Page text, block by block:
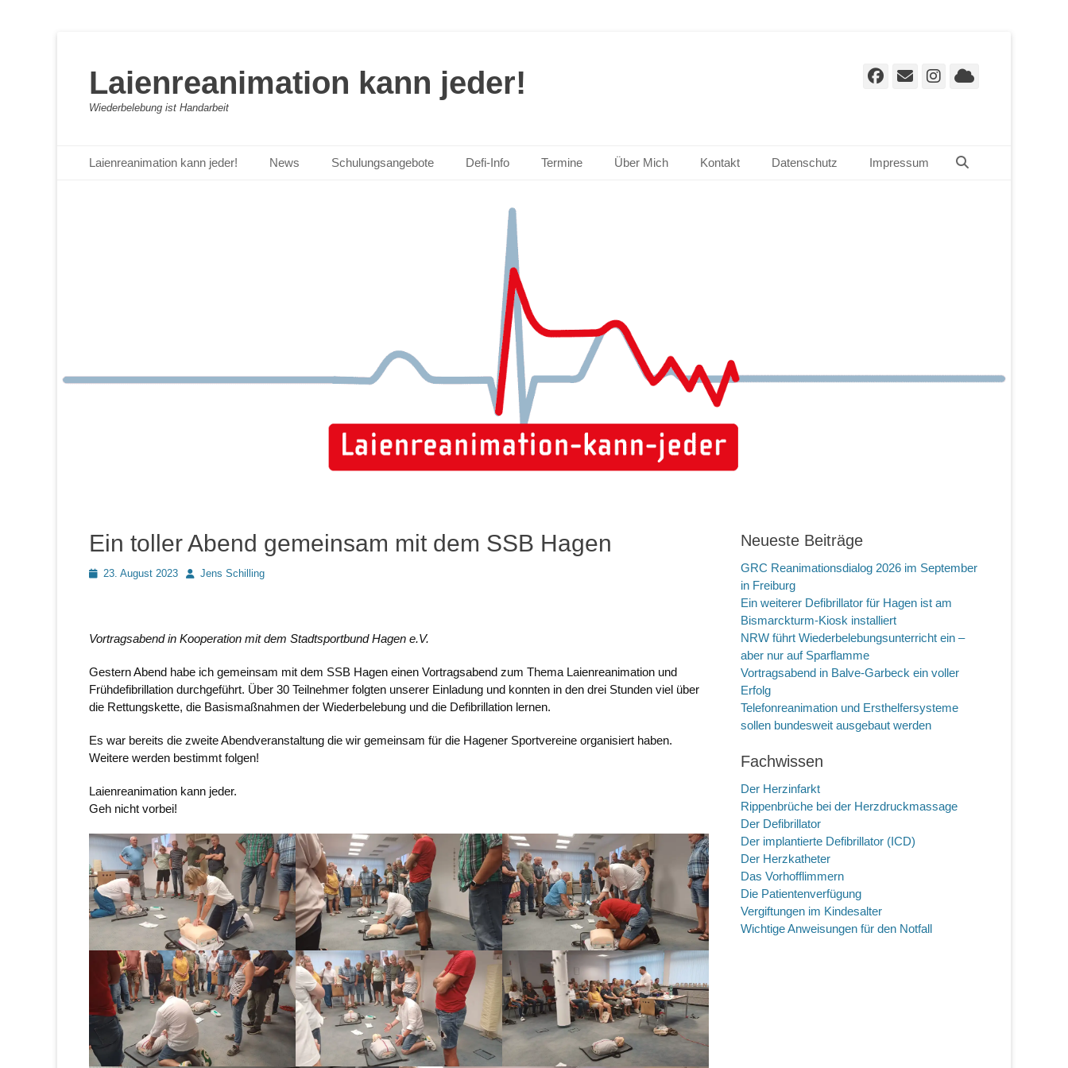
Laienreanimation kann jeder!
Wiederbelebung ist Handarbeit
Facebook
E-
Instagram
Cloud
Primäres Menü
Inhalt
Laienreanimation kann jeder! News Schulungsangebote Defi-Info Termine Über Mich Kontakt Datenschutz Impressum
Ein toller Abend gemeinsam mit dem SSB Hagen
Posted23. August 2023 AutorJens Schilling
Vortragsabend in Kooperation mit dem Stadtsportbund Hagen e.V.
Gestern Abend habe ich gemeinsam mit dem SSB Hagen einen Vortragsabend zum Thema Laienreanimation und
Frühdefibrillation durchgeführt. Über 30 Teilnehmer folgten unserer Einladung und konnten in den drei Stunden viel über
die Rettungskette, die Basismaßnahmen der Wiederbelebung und die Defibrillation lernen.
Es war bereits die zweite Abendveranstaltung die wir gemeinsam für die Hagener Sportvereine organisiert haben.
Weitere werden bestimmt folgen!
Laienreanimation kann jeder.
Geh nicht vorbei!
Neueste Beiträge
GRC Reanimationsdialog 2026 im September
in Freiburg
Ein weiterer Defibrillator für Hagen ist am
Bismarckturm-Kiosk installiert
NRW führt Wiederbelebungsunterricht ein –
aber nur auf Sparflamme
Vortragsabend in Balve-Garbeck ein voller
Erfolg
Telefonreanimation und Ersthelfersysteme
sollen bundesweit ausgebaut werden
Fachwissen
Der Herzinfarkt
Rippenbrüche bei der Herzdruckmassage
Der Defibrillator
Der implantierte Defibrillator (ICD)
Der Herzkatheter
Das Vorhofflimmern
Die Patientenverfügung
Vergiftungen im Kindesalter
Wichtige Anweisungen für den Notfall